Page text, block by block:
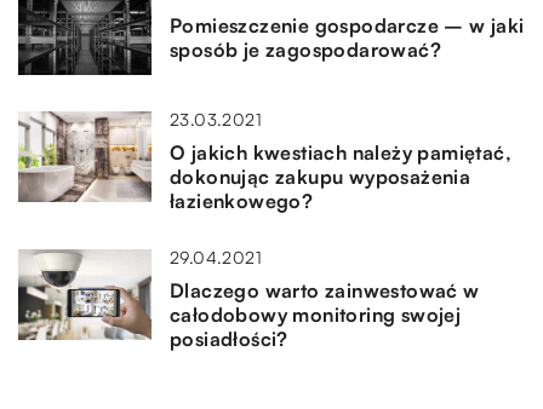
Pomieszczenie gospodarcze – w jaki
sposób je zagospodarować?
23.03.2021
O jakich kwestiach należy pamiętać,
dokonując zakupu wyposażenia
łazienkowego?
29.04.2021
Dlaczego warto zainwestować w
całodobowy monitoring swojej
posiadłości?